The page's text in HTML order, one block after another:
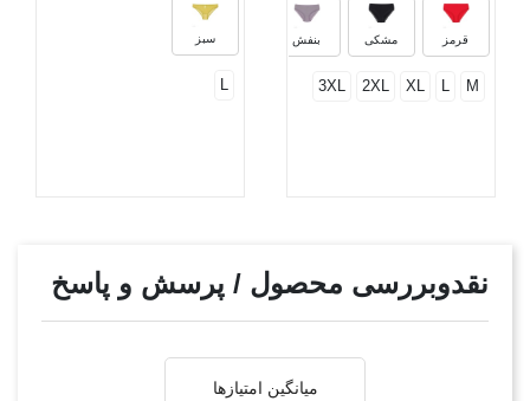
قرمز مشکی بنفش
زیتونی
M
L
XL
2XL
3XL
سبز
L
نقدوبررسی محصول / پرسش و پاسخ
میانگین امتیازها